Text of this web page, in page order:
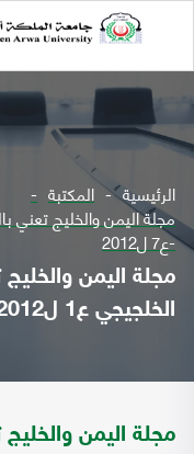
الرئيسية المكتبة
-ع7 ل2012
مجلة اليمن
الخلجيجي ع1 ل2012 -ع7 ل2012
مجلة اليمن